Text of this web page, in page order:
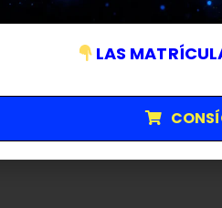
AÑADIR AL CARRITO
LAS